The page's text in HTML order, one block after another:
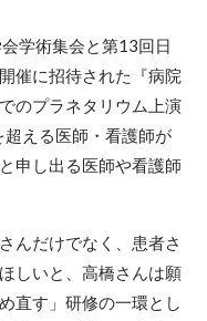
学術集会と第13回日
催に招待された『病院
のプラネタリウム上演
える医師・看護師が
申し出る医師や看護師
んだけでなく、患者さ
しいと、高橋さんは願
直す」研修の一環とし